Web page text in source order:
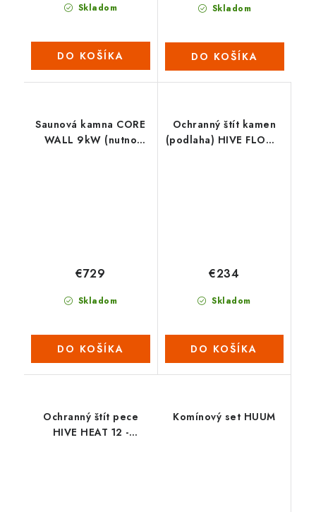
Skladom
DO KOŠÍKA
Skladom
DO KOŠÍKA
Saunová kamna CORE
WALL 9kW (nutno
Skladom
€729
DO KOŠÍKA
Ochranný štít kamen
(podlaha) HIVE FLOW -
Skladom
€234
DO KOŠÍKA
Ochranný štít pece
HIVE HEAT 12 -
Komínový set HUUM